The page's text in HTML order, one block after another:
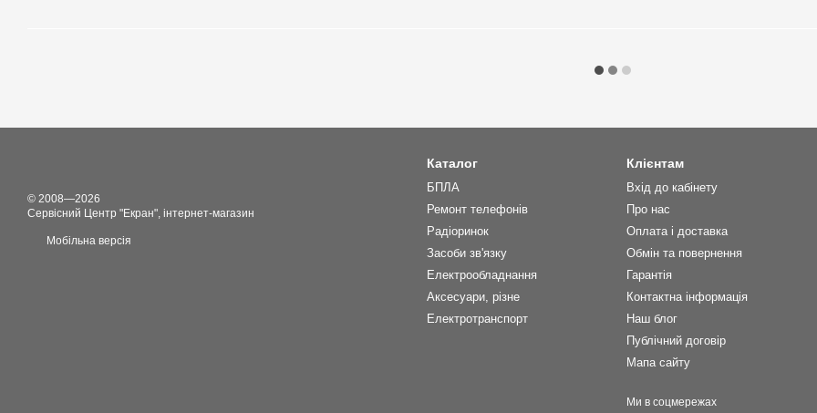
© 2008—2026
Сервісний Центр "Екран", інтернет-магазин
Мобільна версія
Каталог
БПЛА
Ремонт телефонів
Радіоринок
Засоби зв'язку
Електрообладнання
Аксесуари, різне
Електротранспорт
Клієнтам
Вхід до кабінету
Про нас
Оплата і доставка
Обмін та повернення
Гарантія
Контактна інформація
Наш блог
Публічний договір
Мапа сайту
Ми в соцмережах